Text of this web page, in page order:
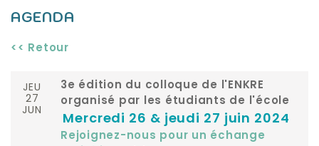
AGENDA
<< Retour
JEU
27
JUN
3e édition du colloque de l'ENKRE
organisé par les étudiants de l'école
Mercredi 26 & jeudi 27 juin 2024
Rejoignez-nous pour un échange